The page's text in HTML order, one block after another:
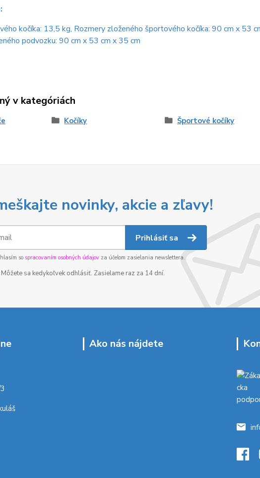
kočíka: 13,5 kg, Rozmery zloženého športového kočíka: 90 cm x 53
podvozku: 90 cm x 53 cm x 35 cm
v kategóriách
Kočíky Športové kočíky
novinky, akcie a zľavy!
Prihlásiť sa
so spracovaním osobných údajovza účelom zasielania newslettera.
Môžete sa kedykoľvek odhlásiť. Zasielame raz za 14 dní.
Ako nás nájdete